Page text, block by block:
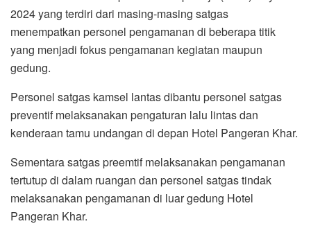
2024 yang terdiri dari masing-masing satgas
menempatkan personel pengamanan di beberapa titik
yang menjadi fokus pengamanan kegiatan maupun
gedung.
Personel satgas kamsel lantas dibantu personel satgas
preventif melaksanakan pengaturan lalu lintas dan
kenderaan tamu undangan di depan Hotel Pangeran Khar.
Sementara satgas preemtif melaksanakan pengamanan
tertutup di dalam ruangan dan personel satgas tindak
melaksanakan pengamanan di luar gedung Hotel
Pangeran Khar.